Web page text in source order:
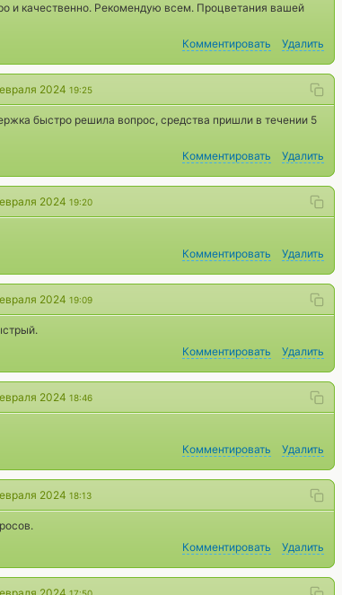
и качественно. Рекомендую всем. Процветания вашей
Комментировать Удалить
2024 19:25
быстро решила вопрос, средства пришли в течении 5
Комментировать Удалить
2024 19:20
Комментировать Удалить
2024 19:09
Комментировать Удалить
2024 18:46
Комментировать Удалить
2024 18:13
Комментировать Удалить